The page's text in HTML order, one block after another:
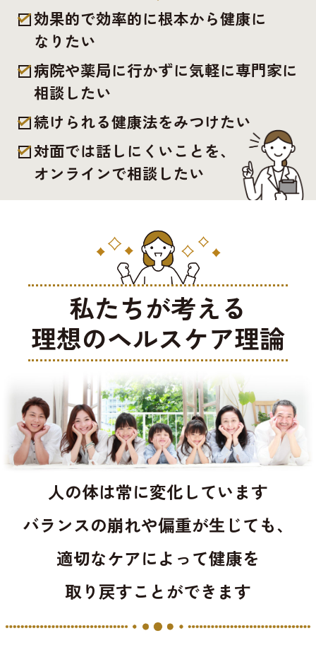
効果的で効率的に根本から健康に
なりたい
病院や薬局に行かずに気軽に専門家に
相談したい
続けられる健康法をみつけたい
対面では話しにくいことを、
オンラインで相談したい
私たちが考える
理想のヘルスケア理論
人の体は常に変化しています
バランスの崩れや偏重が生じても、
適切なケアによって健康を
取り戻すことができます